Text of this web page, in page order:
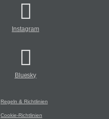
Instagram
Bluesky
Regeln & Richtlinien
Cookie-Richtlinien